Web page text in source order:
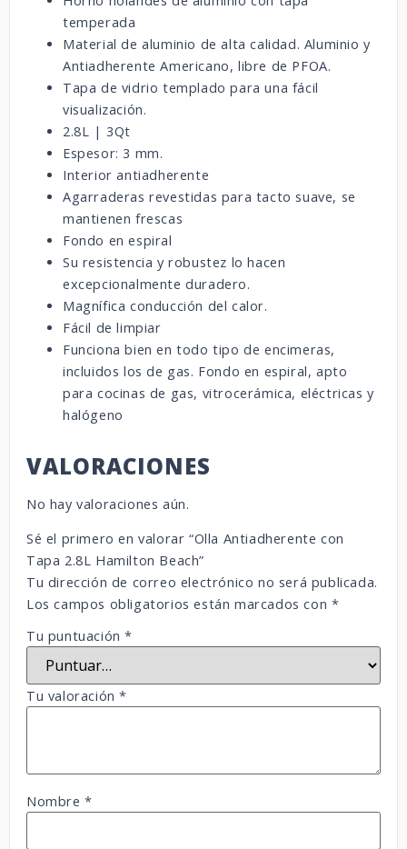
temperada
Material de aluminio de alta calidad. Aluminio y
Antiadherente Americano, libre de PFOA.
Tapa de vidrio templado para una fácil
visualización.
2.8L | 3Qt
Espesor: 3 mm.
Interior antiadherente
Agarraderas revestidas para tacto suave, se
mantienen frescas
Fondo en espiral
Su resistencia y robustez lo hacen
excepcionalmente duradero.
Magnífica conducción del calor.
Fácil de limpiar
Funciona bien en todo tipo de encimeras,
incluidos los de gas. Fondo en espiral, apto
para cocinas de gas, vitrocerámica, eléctricas y
halógeno
VALORACIONES
No hay valoraciones aún.
Sé el primero en valorar “Olla Antiadherente con
Tapa 2.8L Hamilton Beach”
Tu dirección de correo electrónico no será publicada.
Los campos obligatorios están marcados con *
Tu puntuación*
Tu valoración*
Nombre*